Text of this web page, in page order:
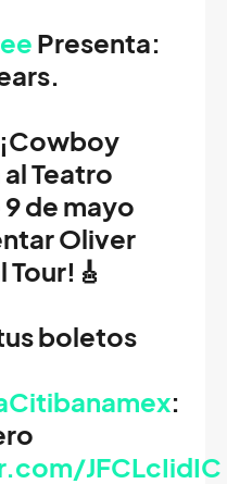
Presenta:
Teatro
de mayo
Oliver
Tour!🎸
boletos
:
JFCLcIidIC